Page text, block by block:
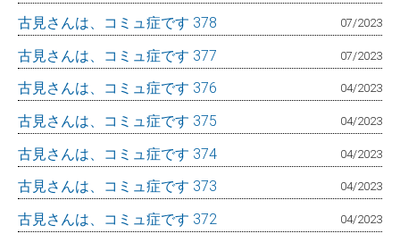
古見さんは、コミュ症です 378 07/2023
古見さんは、コミュ症です 377 07/2023
古見さんは、コミュ症です 376 04/2023
古見さんは、コミュ症です 375 04/2023
古見さんは、コミュ症です 374 04/2023
古見さんは、コミュ症です 373 04/2023
古見さんは、コミュ症です 372 04/2023